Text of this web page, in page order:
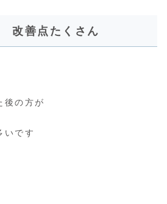
改善点たくさん
後の方が
いです